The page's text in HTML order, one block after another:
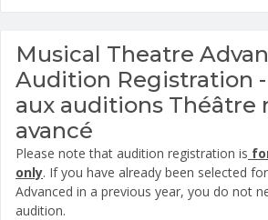
Musical Theatre
Audition Registration
aux auditions Théâtre
avancé
Please note that audition registration is
only. If you have already been selected
Advanced in a previous year, you do not
audition.